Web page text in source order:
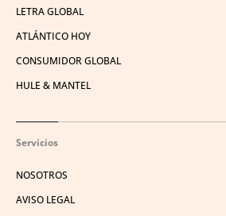
LETRA GLOBAL
ATLÁNTICO HOY
CONSUMIDOR GLOBAL
HULE & MANTEL
Servicios
NOSOTROS
AVISO LEGAL